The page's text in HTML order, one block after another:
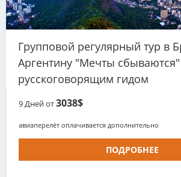
Групповой регулярный тур в
Аргентину "Мечты сбываются"
русскоговорящим гидом
9Дней от3038$
авиаперелёт оплачивается дополнительно
ПОДРОБНЕЕ